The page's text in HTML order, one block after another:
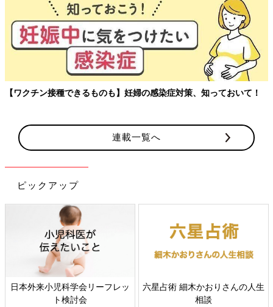
【ワクチン接種できるものも】妊婦の感染症対策、知っておいて！
連載一覧へ
ピックアップ
日本外来小児科学会リーフレッ
ト検討会
六星占術 細木かおりさんの人生
相談